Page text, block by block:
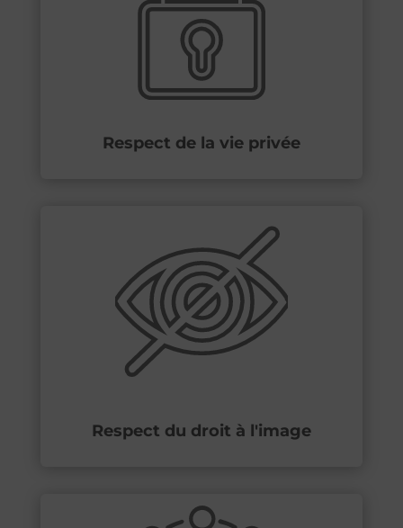
Respect de la vie privée
Respect du droit à l'image